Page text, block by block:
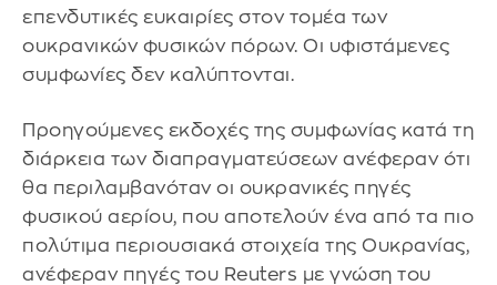
επενδυτικές ευκαιρίες στον τομέα των
ουκρανικών φυσικών πόρων. Οι υφιστάμενες
συμφωνίες δεν καλύπτονται.
Προηγούμενες εκδοχές της συμφωνίας κατά τη
διάρκεια των διαπραγματεύσεων ανέφεραν ότι
θα περιλαμβανόταν οι ουκρανικές πηγές
φυσικού αερίου, που αποτελούν ένα από τα πιο
πολύτιμα περιουσιακά στοιχεία της Ουκρανίας,
ανέφεραν πηγές του Reuters με γνώση του